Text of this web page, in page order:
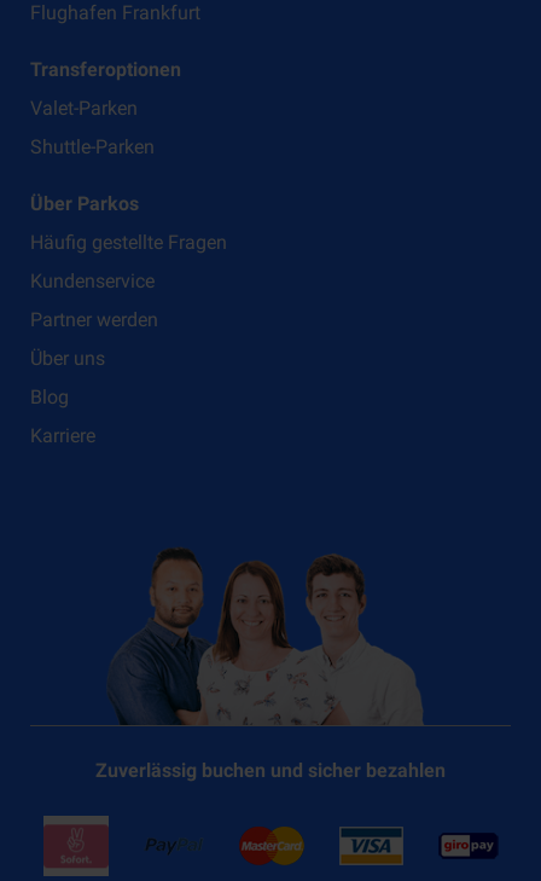
Flughafen Frankfurt
Transferoptionen
Valet-Parken
Shuttle-Parken
Über Parkos
Häufig gestellte Fragen
Kundenservice
Partner werden
Über uns
Blog
Karriere
Zuverlässig buchen und sicher bezahlen